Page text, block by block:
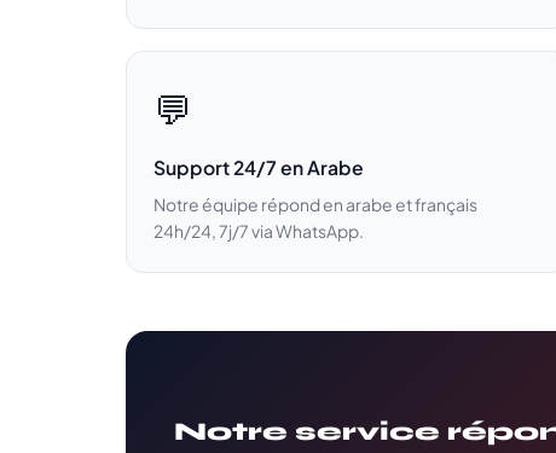
💬
Support 24/7 en Arabe
Notre équipe répond en arabe et français
24h/24, 7j/7 via WhatsApp.
Notre service